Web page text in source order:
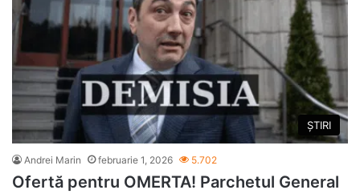
ȘTIRI
Andrei Marin februarie 1, 2026 5.702
Ofertă pentru OMERTA! Parchetul General